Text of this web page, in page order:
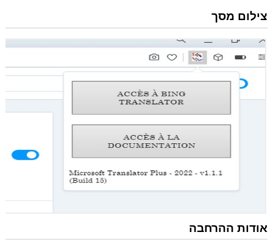
הרחבה
זו
לגשת
למידע
שלך
אינטרנט
צילום מסך
אודות ההרחבה